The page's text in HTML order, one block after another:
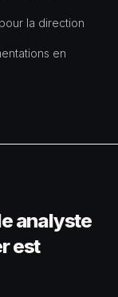
la direction
en
analyste
est